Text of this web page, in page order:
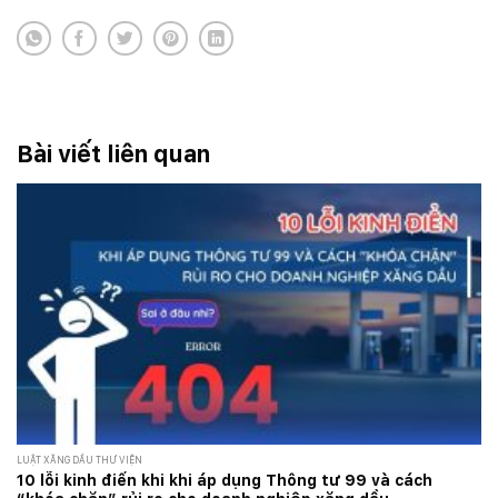
Bài viết liên quan
LUẬT XĂNG DẦU THƯ VIỆN
10 lỗi kinh điển khi khi áp dụng Thông tư 99 và cách